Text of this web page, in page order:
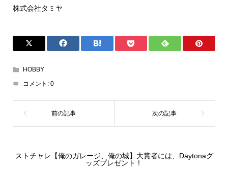
株式会社タミヤ
HOBBY
コメント: 0
ストチャレ【俺のガレージ、俺の城】大賞者には、Daytonaグ
ッズプレゼント！